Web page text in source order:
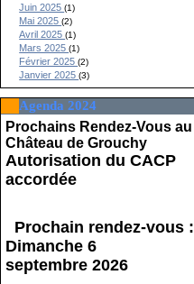
Juin 2025(1)
Mai 2025(2)
Avril 2025(1)
Mars 2025(1)
Février 2025(2)
Janvier 2025(3)
Agenda 2024
Prochains Rendez-Vous au
Château de Grouchy
Autorisation du CACP
accordée
Prochain rendez-vous :
Dimanche 6
septembre 2026